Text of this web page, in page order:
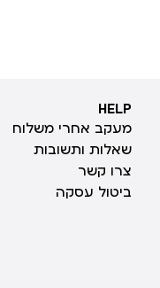
HELP
HELP
מעקב אחרי משלוח
שאלות ותשובות
צרו קשר
ביטול עסקה